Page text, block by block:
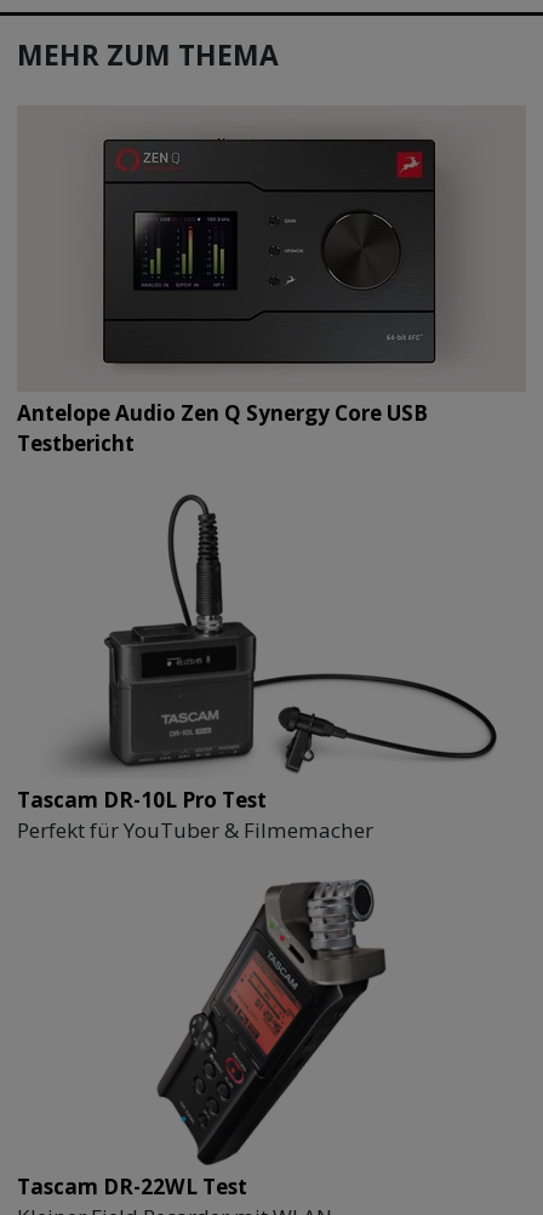
MEHR ZUM THEMA
Antelope Audio Zen Q Synergy Core USB
Testbericht
Tascam DR-10L Pro Test
Perfekt für YouTuber & Filmemacher
Tascam DR-22WL Test